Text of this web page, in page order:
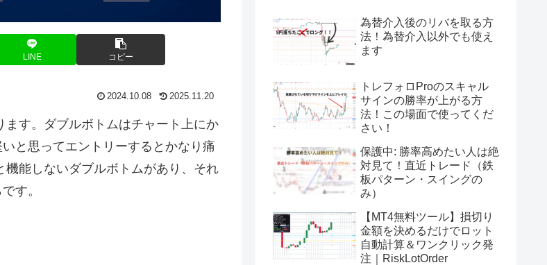
LINE コピー
2024.10.08 2025.11.20
す。ダブルボトムはチャート上にか
と思ってエントリーするとかなり痛
機能しないダブルボトムがあり、それ
す。
為替介入後のリバを取る方
法！為替介入以外でも使え
ます
トレフォロProのスキャル
サインの勝率が上がる方
法！この場面で使ってくだ
さい！
保護中: 勝率高めたい人は絶
対見て！直近トレード（鉄
板パターン・スイングの
み）
【MT4無料ツール】損切り
金額を決めるだけでロット
自動計算＆ワンクリック発
注｜RiskLotOrder